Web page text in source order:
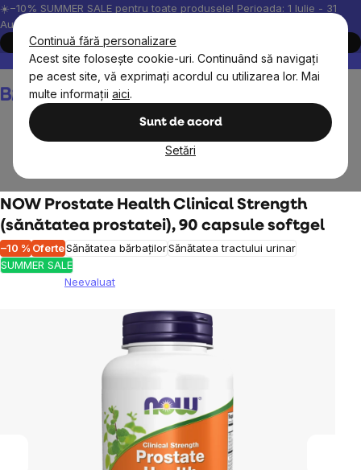
Continuă fără personalizare
Acest site folosește cookie-uri. Continuând să navigați
pe acest site, vă exprimați acordul cu utilizarea lor. Mai
multe informații aici.
Sunt de acord
Setări
Treci
la
conținut
☀️−10% SUMMER SALE pentru toate produsele! Perioada: 1 Iulie - 31
August, 2026.
Cumpără acum
Peste 200.000 de recenzii verificate
Produsele noastre sunt
Coş
de
NOW Prostate Health Clinical Strength
(sănătatea prostatei), 90 capsule softgel
–10 % OferteSănătatea bărbațilorSănătatea tractului urinar
SUMMER SALE
Neevaluat